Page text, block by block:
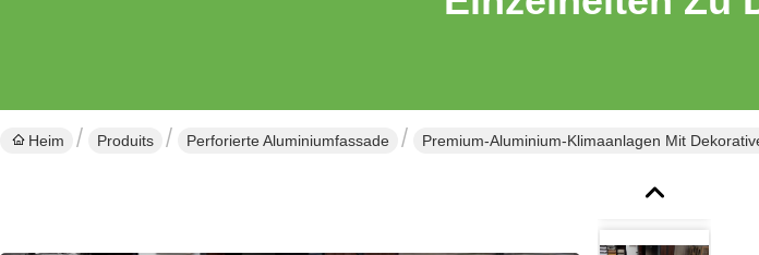
Heim Produits Perforierte Aluminiumfassade Premium-Aluminium-Klimaanlagen Mit